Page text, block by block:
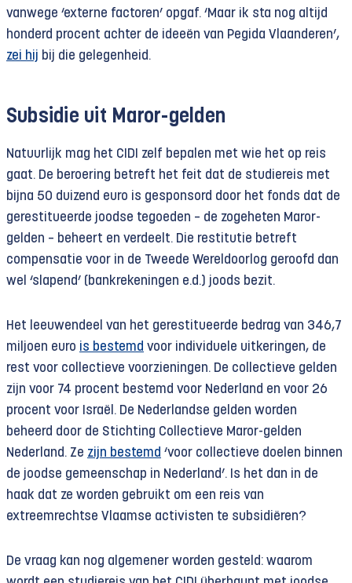
vanwege ‘externe factoren’ opgaf. ‘Maar ik sta nog altijd
honderd procent achter de ideeën van Pegida Vlaanderen’,
zei hij bij die gelegenheid.
Subsidie uit Maror-gelden
Natuurlijk mag het CIDI zelf bepalen met wie het op reis
gaat. De beroering betreft het feit dat de studiereis met
bijna 50 duizend euro is gesponsord door het fonds dat de
gerestitueerde joodse tegoeden – de zogeheten Maror-
gelden – beheert en verdeelt. Die restitutie betreft
compensatie voor in de Tweede Wereldoorlog geroofd dan
wel ‘slapend’ (bankrekeningen e.d.) joods bezit.
Het leeuwendeel van het gerestitueerde bedrag van 346,7
miljoen euro is bestemd voor individuele uitkeringen, de
rest voor collectieve voorzieningen. De collectieve gelden
zijn voor 74 procent bestemd voor Nederland en voor 26
procent voor Israël. De Nederlandse gelden worden
beheerd door de Stichting Collectieve Maror-gelden
Nederland. Ze zijn bestemd ‘voor collectieve doelen binnen
de joodse gemeenschap in Nederland’. Is het dan in de
haak dat ze worden gebruikt om een reis van
extreemrechtse Vlaamse activisten te subsidiëren?
De vraag kan nog algemener worden gesteld: waarom